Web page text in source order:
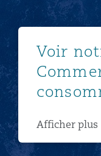
Voir
Afficher plus